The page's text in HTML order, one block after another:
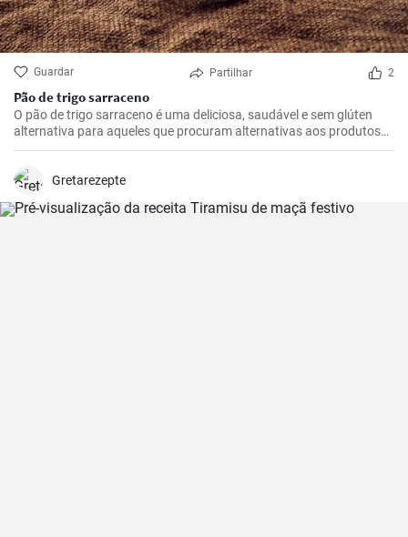
Guardar Partilhar 2
Pão de trigo sarraceno
O pão de trigo sarraceno é uma deliciosa, saudável e sem glúten
alternativa para aqueles que procuram alternativas aos produtos
tradicionais de farinha de trigo. Ideal para o pequeno-almoço ou
Gretarezepte